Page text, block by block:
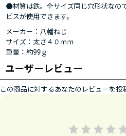
●材質は鉄。全サイズ同じ穴形状なの
ビスが使用できます。
メーカー：八幡ねじ
サイズ：太さ４０ｍｍ
重量：約99ｇ
ユーザーレビュー
この商品に対するあなたのレビューを投